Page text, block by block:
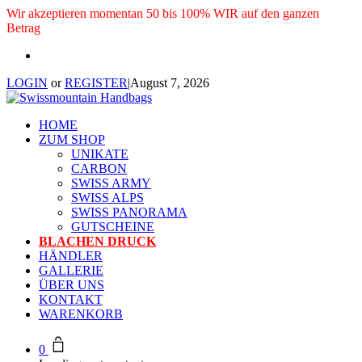
Wir akzeptieren momentan 50 bis 100% WIR auf den ganzen
Betrag
LOGIN orREGISTER|August 7, 2026
HOME
ZUM SHOP
UNIKATE
CARBON
SWISS ARMY
SWISS ALPS
SWISS PANORAMA
GUTSCHEINE
BLACHEN DRUCK
HÄNDLER
GALLERIE
ÜBER UNS
KONTAKT
WARENKORB
0